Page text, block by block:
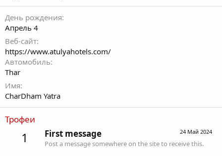
День рождения
Апрель 4
Веб-сайт
https://www.atulyahotels.com/
Автомобиль
Thar
Имя
CharDham Yatra
Трофеи
1 24 Май 2024
First message
Post a message somewhere on the site to receive this.